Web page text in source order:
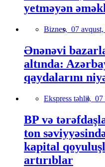
yetməyən
Biznes, 07
Ənənəvi
altında:
qaydalarını
Ekspress təhlil, 07
BP və
ton
kapital
artırıblar